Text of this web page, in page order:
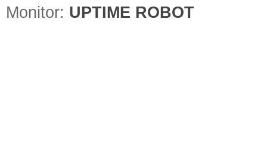
Monitor: UPTIME ROBOT